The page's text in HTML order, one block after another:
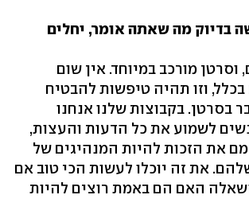
בדיוק מה שאתה אומר, יחלים
וסרטן מורכב במיוחד. אין שום
בכלל, וזו תהיה טיפשות להבטיח
בסרטן. בקבוצות שלנו אנחנו
לשמוע את כל הדעות והעצות,
את הזכות להיות המנהיגים של
את זה יוכלו לעשות הכי טוב אם
האם הם באמת רוצים להיות